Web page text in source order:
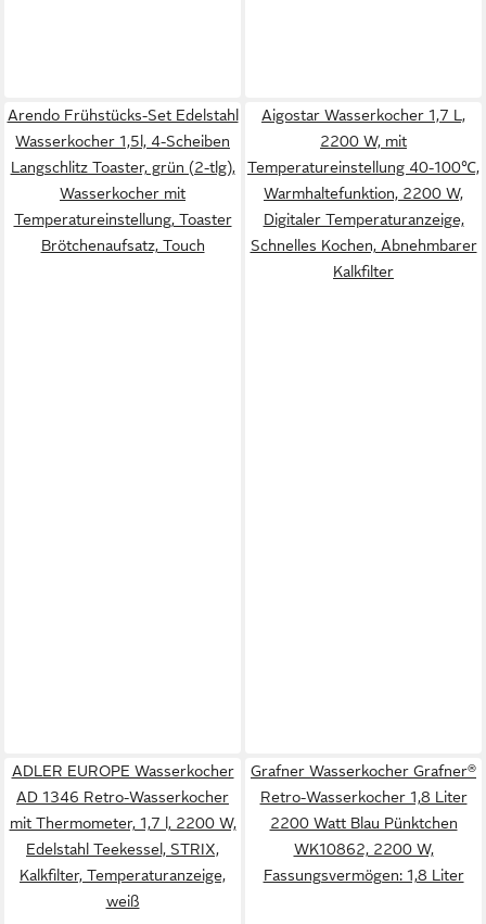
Arendo Frühstücks-Set Edelstahl
Wasserkocher 1,5l, 4-Scheiben
Langschlitz Toaster, grün (2-tlg),
Wasserkocher mit
Temperatureinstellung, Toaster
Brötchenaufsatz, Touch
Aigostar Wasserkocher 1,7 L,
2200 W, mit
Temperatureinstellung 40-100℃,
Warmhaltefunktion, 2200 W,
Digitaler Temperaturanzeige,
Schnelles Kochen, Abnehmbarer
Kalkfilter
ADLER EUROPE Wasserkocher
AD 1346 Retro-Wasserkocher
mit Thermometer, 1,7 l, 2200 W,
Edelstahl Teekessel, STRIX,
Kalkfilter, Temperaturanzeige,
weiß
Grafner Wasserkocher Grafner®
Retro-Wasserkocher 1,8 Liter
2200 Watt Blau Pünktchen
WK10862, 2200 W,
Fassungsvermögen: 1,8 Liter